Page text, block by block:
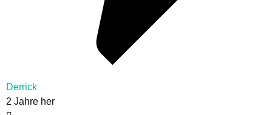
Derrick
2 Jahre her